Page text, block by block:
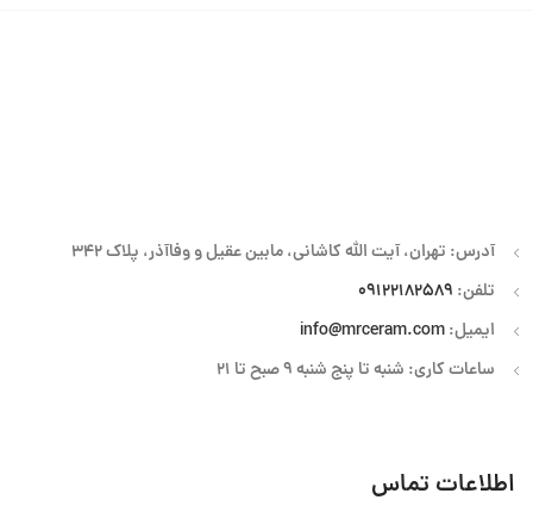
آدرس: تهران، آیت الله کاشانی، مابین عقیل و وفاآذر، پلاک 342
تلفن: 09122182589
ایمیل:info@mrceram.com
ساعات کاری: شنبه تا پنج شنبه 9 صبح تا 21
اطلاعات تماس